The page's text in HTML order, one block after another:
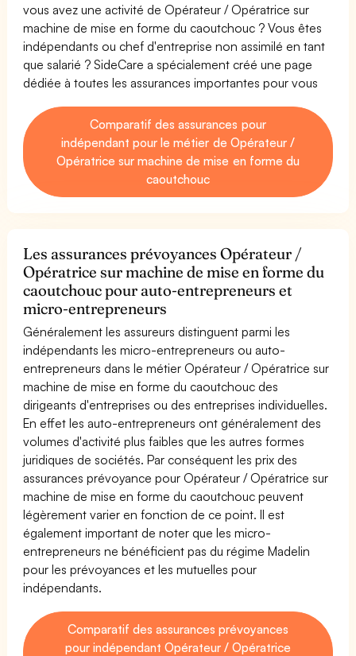
vous avez une activité de Opérateur / Opératrice sur
machine de mise en forme du caoutchouc ? Vous êtes
indépendants ou chef d'entreprise non assimilé en tant
que salarié ? SideCare a spécialement créé une page
dédiée à toutes les assurances importantes pour vous
Comparatif des assurances pour
indépendant pour le métier de Opérateur /
Opératrice sur machine de mise en forme du
caoutchouc
Les assurances prévoyances Opérateur /
Opératrice sur machine de mise en forme du
caoutchouc pour auto-entrepreneurs et
micro-entrepreneurs
Généralement les assureurs distinguent parmi les
indépendants les micro-entrepreneurs ou auto-
entrepreneurs dans le métier Opérateur / Opératrice sur
machine de mise en forme du caoutchouc des
dirigeants d'entreprises ou des entreprises individuelles.
En effet les auto-entrepreneurs ont généralement des
volumes d'activité plus faibles que les autres formes
juridiques de sociétés. Par conséquent les prix des
assurances prévoyance pour Opérateur / Opératrice sur
machine de mise en forme du caoutchouc peuvent
légèrement varier en fonction de ce point. Il est
également important de noter que les micro-
entrepreneurs ne bénéficient pas du régime Madelin
pour les prévoyances et les mutuelles pour
indépendants.
Comparatif des assurances prévoyances
pour indépendant Opérateur / Opératrice